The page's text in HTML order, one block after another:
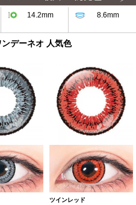
14.2mm 8.6mm
デーネオ 人気色
ツインレッド